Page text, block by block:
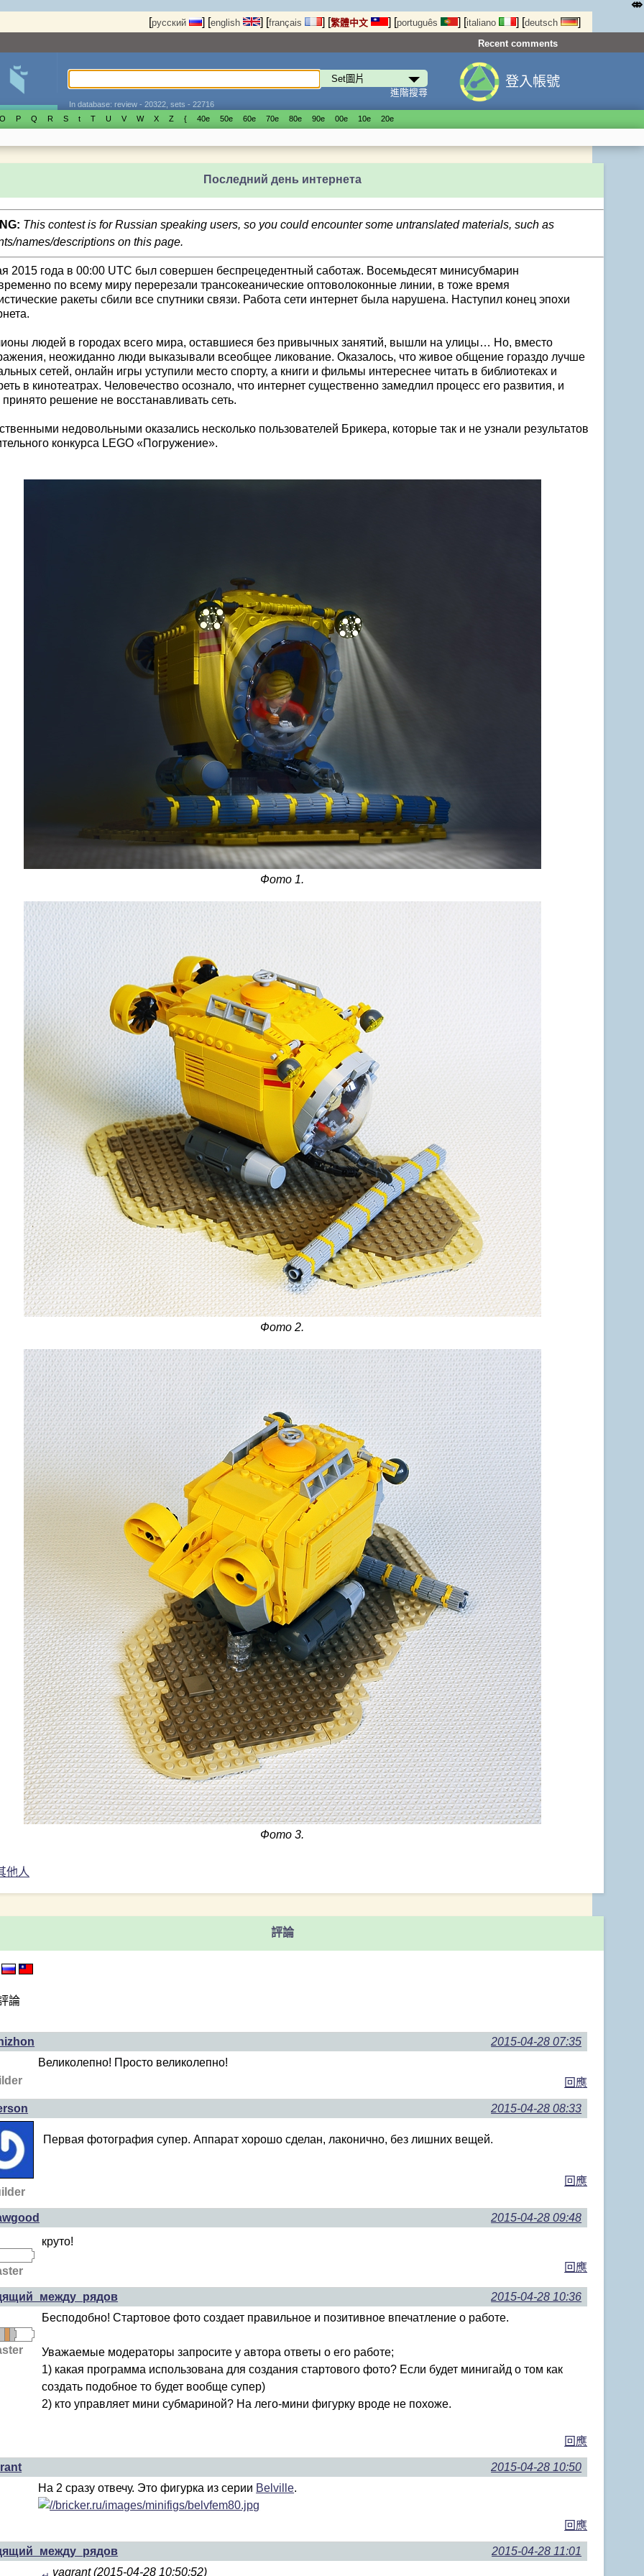
[русский ] [english ] [français ] [繁體中文 ] [português ] [italiano ] [deutsch ]
Recent comments
進階搜尋
In database: review - 20322, sets - 22716
登入帳號
O P Q R S t T U V W X Z { 40е 50е 60е 70е 80е 90е 00е 10е 20е
Последний день интернета
This contest is for Russian speaking users, so you could encounter some untranslated materials, such as
names/descriptions on this page.
2015 года в 00:00 UTC был совершен беспрецедентный саботаж. Восемьдесят минисубмарин
по всему миру перерезали трансокеанические оптоволоконные линии, в тоже время
ракеты сбили все спутники связи. Работа сети интернет была нарушена. Наступил конец эпохи
людей в городах всего мира, оставшиеся без привычных занятий, вышли на улицы… Но, вместо
неожиданно люди выказывали всеобщее ликование. Оказалось, что живое общение гораздо лучше
сетей, онлайн игры уступили место спорту, а книги и фильмы интереснее читать в библиотеках и
в кинотеатрах. Человечество осознало, что интернет существенно замедлил процесс его развития, и
решение не восстанавливать сеть.
недовольными оказались несколько пользователей Брикера, которые так и не узнали результатов
конкурса LEGO «Погружение».
Фото 1.
Фото 2.
Фото 3.
他人
評論
論
2015-04-28 07:35
Великолепно! Просто великолепно!
回應
2015-04-28 08:33
Первая фотография супер. Аппарат хорошо сделан, лаконично, без лишних вещей.
回應
2015-04-28 09:48
круто!
回應
2015-04-28 10:36
Бесподобно! Стартовое фото создает правильное и позитивное впечатление о работе.
Уважаемые модераторы запросите у автора ответы о его работе;
1) какая программа использована для создания стартового фото? Если будет минигайд о том как
создать подобное то будет вообще супер)
2) кто управляет мини субмариной? На лего-мини фигурку вроде не похоже.
回應
2015-04-28 10:50
На 2 сразу отвечу. Это фигурка из серии Belville.
回應
2015-04-28 11:01
vagrant (2015-04-28 10:50:52)
⤄